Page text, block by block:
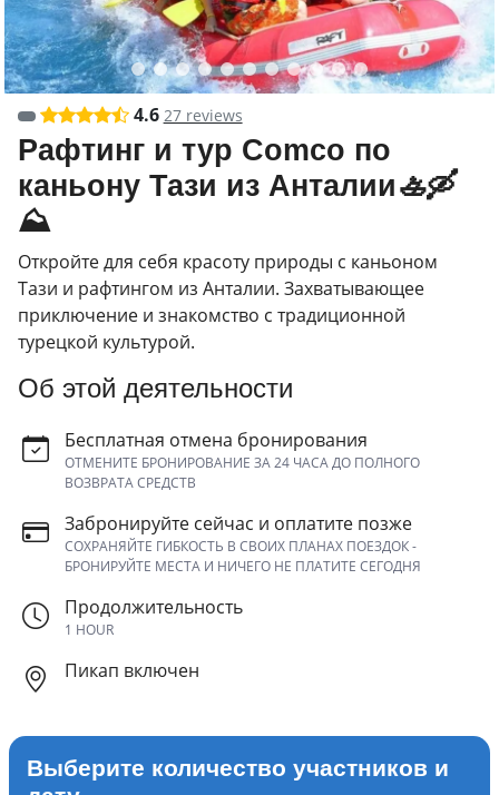
4.6 27 reviews
Рафтинг и тур Comco по
каньону Тази из Анталии🚣🛶
⛰
Откройте для себя красоту природы с каньоном
Тази и рафтингом из Анталии. Захватывающее
приключение и знакомство с традиционной
турецкой культурой.
Об этой деятельности
Бесплатная отмена бронирования
ОТМЕНИТЕ БРОНИРОВАНИЕ ЗА 24 ЧАСА ДО ПОЛНОГО
ВОЗВРАТА СРЕДСТВ
Забронируйте сейчас и оплатите позже
СОХРАНЯЙТЕ ГИБКОСТЬ В СВОИХ ПЛАНАХ ПОЕЗДОК -
БРОНИРУЙТЕ МЕСТА И НИЧЕГО НЕ ПЛАТИТЕ СЕГОДНЯ
Продолжительность
1 HOUR
Пикап включен
Выберите количество участников и